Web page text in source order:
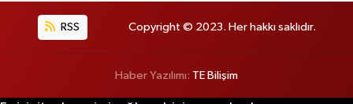
RSS Copyright © 2023. Her hakkı saklıdır.
Haber Yazılımı: TE Bilişim